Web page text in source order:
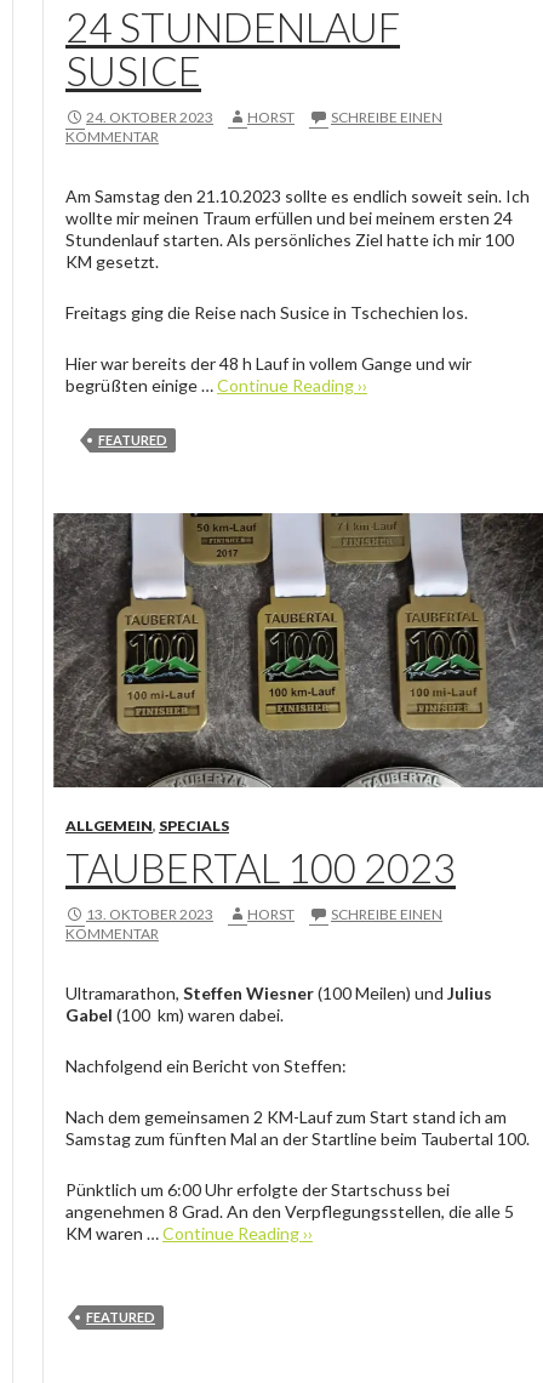
24 STUNDENLAUF
SUSICE
24. OKTOBER 2023 HORST
SCHREIBE EINEN
KOMMENTAR
Am Samstag den 21.10.2023 sollte es endlich soweit sein. Ich
wollte mir meinen Traum erfüllen und bei meinem ersten 24
Stundenlauf starten. Als persönliches Ziel hatte ich mir 100
KM gesetzt.
Freitags ging die Reise nach Susice in Tschechien los.
Hier war bereits der 48 h Lauf in vollem Gange und wir
begrüßten einige …Continue Reading ››
FEATURED
ALLGEMEIN, SPECIALS
TAUBERTAL 100 2023
13. OKTOBER 2023 HORST
SCHREIBE EINEN
KOMMENTAR
Ultramarathon, Steffen Wiesner(100 Meilen) und Julius
Gabel (100 km) waren dabei.
Nachfolgend ein Bericht von Steffen:
Nach dem gemeinsamen 2 KM-Lauf zum Start stand ich am
Samstag zum fünften Mal an der Startline beim Taubertal 100.
Pünktlich um 6:00 Uhr erfolgte der Startschuss bei
angenehmen 8 Grad. An den Verpflegungsstellen, die alle 5
KM waren …Continue Reading ››
FEATURED